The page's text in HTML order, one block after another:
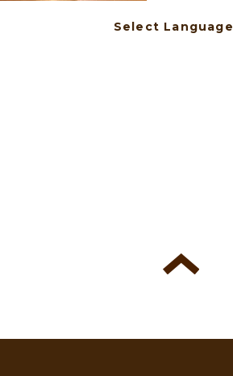
Select Language